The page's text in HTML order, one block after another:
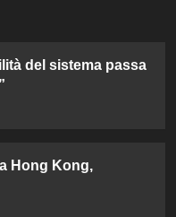
del sistema passa
Hong Kong,